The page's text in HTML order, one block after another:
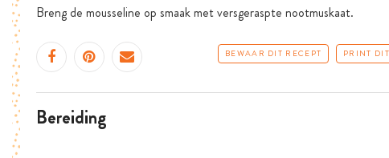
Breng de mousseline op smaak met versgeraspte nootmuskaat.
BEWAAR DIT RECEPT PRINT
bereiding